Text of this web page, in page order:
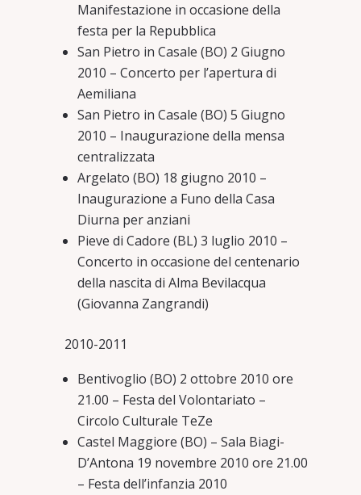
Manifestazione in occasione della
festa per la Repubblica
San Pietro in Casale (BO) 2 Giugno
2010 – Concerto per l’apertura di
Aemiliana
San Pietro in Casale (BO) 5 Giugno
2010 – Inaugurazione della mensa
centralizzata
Argelato (BO) 18 giugno 2010 –
Inaugurazione a Funo della Casa
Diurna per anziani
Pieve di Cadore (BL) 3 luglio 2010 –
Concerto in occasione del centenario
della nascita di Alma Bevilacqua
(Giovanna Zangrandi)
2010-2011
Bentivoglio (BO) 2 ottobre 2010 ore
21.00 – Festa del Volontariato –
Circolo Culturale TeZe
Castel Maggiore (BO) – Sala Biagi-
D’Antona 19 novembre 2010 ore 21.00
– Festa dell’infanzia 2010